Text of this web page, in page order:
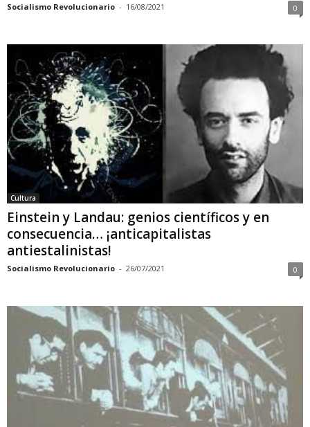
Socialismo Revolucionario - 16/08/2021 0
Cultura
Einstein y Landau: genios científicos y en
consecuencia… ¡anticapitalistas
antiestalinistas!
Socialismo Revolucionario - 26/07/2021 0